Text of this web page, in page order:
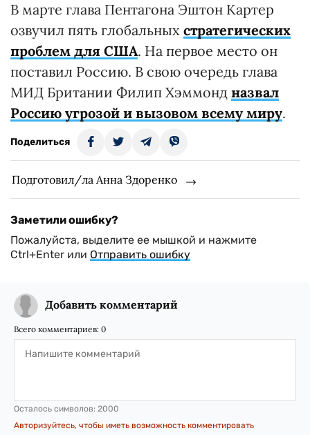
В марте глава Пентагона Эштон Картер
озвучил пять глобальных стратегических
проблем для США. На первое место он
поставил Россию. В свою очередь глава
МИД Британии Филип Хэммонд назвал
Россию угрозой и вызовом всему миру.
Поделиться
Подготовил/ла Анна Здоренко
Заметили ошибку?
Пожалуйста, выделите ее мышкой и нажмите
Ctrl+Enter или Отправить ошибку
Добавить комментарий
Всего комментариев: 0
Осталось символов: 2000
Авторизуйтесь, чтобы иметь возможность комментировать